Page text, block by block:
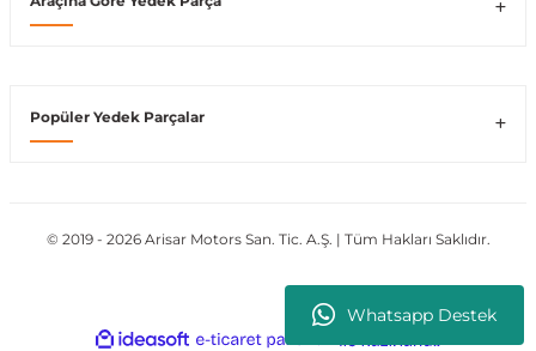
Whatsapp Destek
Popüler Yedek Parçalar
© 2019 - 2026 Arisar Motors San. Tic. A.Ş. | Tüm Hakları Saklıdır.
ideasoft